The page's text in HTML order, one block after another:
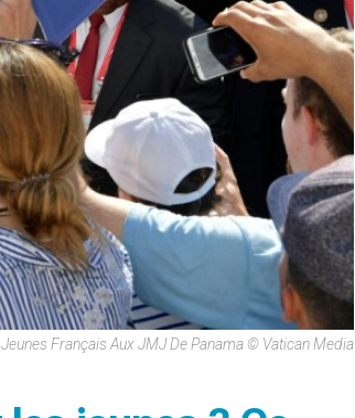
Jeunes Français Aux JMJ De Panama © Vatican Media